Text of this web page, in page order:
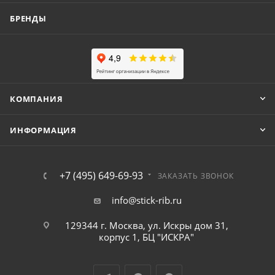
БРЕНДЫ
КОМПАНИЯ
ИНФОРМАЦИЯ
+7 (495) 649-69-93 ЗАКАЗАТЬ ЗВОНОК
info@stick-rib.ru
129344 г. Москва, ул. Искры дом 31,
корпус 1, БЦ "ИСКРА"